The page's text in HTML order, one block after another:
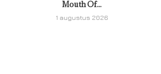
Mouth Of...
1 augustus 2026